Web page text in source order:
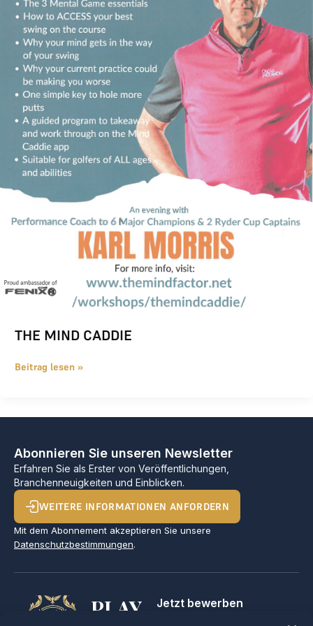
THE MIND CADDIE
Beitrag lesen »
Abonnieren Sie unseren Newsletter
Erfahren Sie als Erster von Veröffentlichungen,
Branchenneuigkeiten und Einblicken.
WEITERE INFORMATIONEN ANFORDERN
Mit dem Abonnement akzeptieren Sie unsere
Datenschutzbestimmungen.
PLAY
Jetzt bewerben